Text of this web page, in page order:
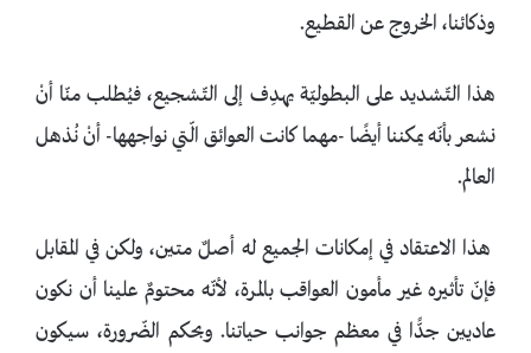
وذكائنا، الخروج عن القطيع.
هذا التّشديد على البطوليّة يهدِف إلى التّشجيع، فيُطلب منّا أنْ
نشعر بأنّه يمكننا أيضًا -مهما كانت العوائق الّتي نواجهها- أنْ نُذهل
العالم.
هذا الاعتقاد في إمكانات الجميع له أصلٌ متين، ولكن في المقابل
فإنّ تأثيره غير مأمون العواقب بالمرة، لأنّه محتومٌ علينا أن نكون
عاديين جدًّا في معظم جوانب حياتنا. وبحكم الضّرورة، سيكون